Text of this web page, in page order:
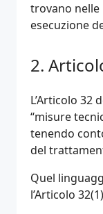
trovano nelle
esecuzione
L’Articolo
“misure
tenendo
del
Quel
l’Articolo